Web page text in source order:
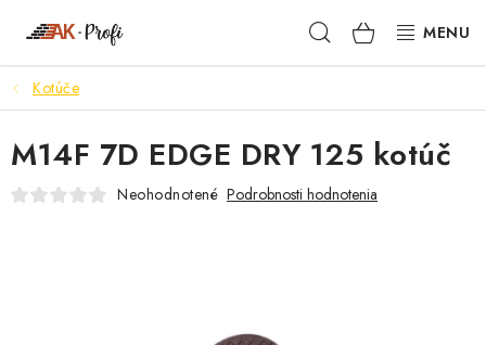
Hľadať
KOŠÍK
SIGMA
TENAX
VŠETKO ČO POTREBUJEŠ
Kotúče
M14F 7D EDGE DRY 125 kotúč
Neohodnotené Podrobnosti hodnotenia